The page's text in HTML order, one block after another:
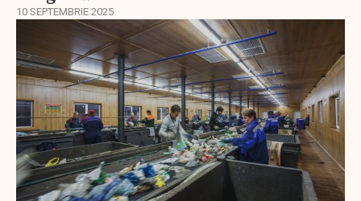
10 SEPTEMBRIE 2025